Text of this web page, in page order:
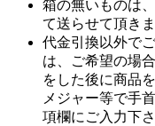
箱の無いものは
て送らせて頂きま
代金引換以外で
は、ご希望の場
をした後に商品
メジャー等で手
項欄にご入力下さ